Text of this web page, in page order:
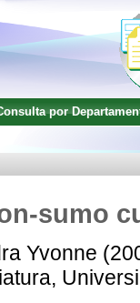
por
sumo
Yvonne